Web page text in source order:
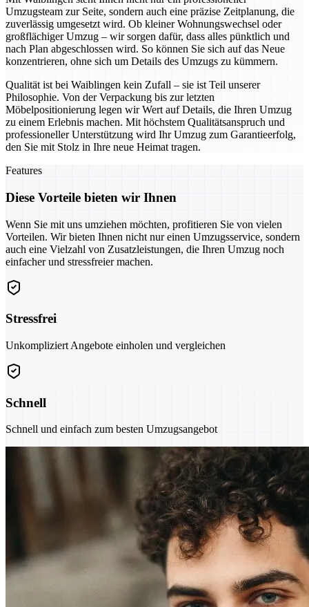
Umzugsteam zur Seite, sondern auch eine präzise Zeitplanung, die
zuverlässig umgesetzt wird. Ob kleiner Wohnungswechsel oder
großflächiger Umzug – wir sorgen dafür, dass alles pünktlich und
nach Plan abgeschlossen wird. So können Sie sich auf das Neue
konzentrieren, ohne sich um Details des Umzugs zu kümmern.
Qualität ist bei Waiblingen kein Zufall – sie ist Teil unserer
Philosophie. Von der Verpackung bis zur letzten
Möbelpositionierung legen wir Wert auf Details, die Ihren Umzug
zu einem Erlebnis machen. Mit höchstem Qualitätsanspruch und
professioneller Unterstützung wird Ihr Umzug zum Garantieerfolg,
den Sie mit Stolz in Ihre neue Heimat tragen.
Features
Diese Vorteile bieten wir Ihnen
Wenn Sie mit uns umziehen möchten, profitieren Sie von vielen
Vorteilen. Wir bieten Ihnen nicht nur einen Umzugsservice, sondern
auch eine Vielzahl von Zusatzleistungen, die Ihren Umzug noch
einfacher und stressfreier machen.
Stressfrei
Unkompliziert Angebote einholen und vergleichen
Schnell
Schnell und einfach zum besten Umzugsangebot